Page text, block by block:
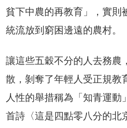
貧下中農的再教育」，實則
統流放到窮困邊遠的農村。
讓這些五穀不分的人去務農
散，剝奪了年輕人受正規教
人性的舉措稱為「知青運動
首詩〈這是四點零八分的北